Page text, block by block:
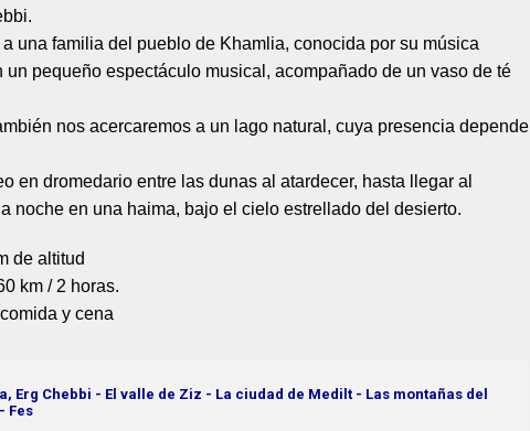
una familia del pueblo de Khamlia, conocida por su música
pequeño espectáculo musical, acompañado de un vaso de té
nos acercaremos a un lago natural, cuya presencia depende
en dromedario entre las dunas al atardecer, hasta llegar al
noche en una haima, bajo el cielo estrellado del desierto.
de altitud
km / 2 horas.
y cena
Erg Chebbi - El valle de Ziz - La ciudad de Medilt - Las montañas del
Fes